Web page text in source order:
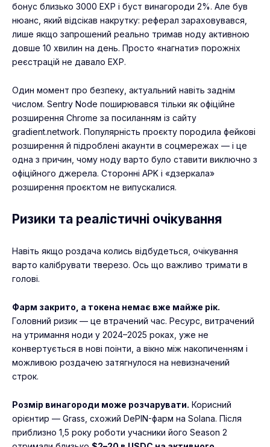
бонус близько 3000 EXP і буст винагороди 2%. Але був
нюанс, який відсікав накрутку: реферал зараховувався,
лише якщо запрошений реально тримав ноду активною
довше 10 хвилин на день. Просто «нагнати» порожніх
реєстрацій не давало EXP.
Один момент про безпеку, актуальний навіть заднім
числом. Sentry Node поширювався тільки як офіційне
розширення Chrome за посиланням із сайту
gradient.network. Популярність проєкту породила фейкові
розширення й підроблені акаунти в соцмережах — і це
одна з причин, чому ноду варто було ставити виключно з
офіційного джерела. Сторонні APK і «дзеркала»
розширення проєктом не випускалися.
Ризики та реалістичні очікування
Навіть якщо роздача колись відбудеться, очікування
варто калібрувати тверезо. Ось що важливо тримати в
голові.
Фарм закрито, а токена немає вже майже рік.
Головний ризик — це втрачений час. Ресурс, витрачений
на утримання ноди у 2024–2025 роках, уже не
конвертується в нові поінти, а вікно між накопиченням і
можливою роздачею затягнулося на невизначений
строк.
Розмір винагороди може розчарувати. Корисний
орієнтир — Grass, схожий DePIN-фарм на Solana. Після
приблизно 1,5 року роботи учасники його Season 2